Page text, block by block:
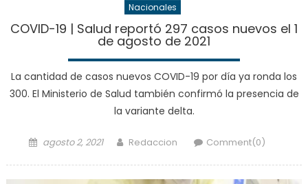
Nacionales
COVID-19 | Salud reportó 297 casos nuevos el 1
de agosto de 2021
La cantidad de casos nuevos COVID-19 por día ya ronda los
300. El Ministerio de Salud también confirmó la presencia de
la variante delta.
Posted
agosto 2, 2021 Author
Redaccion Comment(0)